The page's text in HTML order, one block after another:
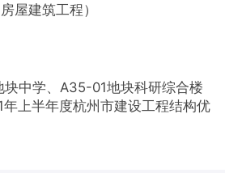
屋建筑工程）
中学、A35-01地块科研综合楼
上半年度杭州市建设工程结构优